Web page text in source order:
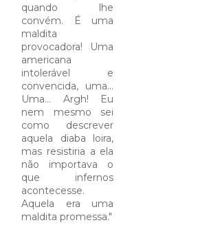
quando lhe
convém. É uma
maldita
provocadora! Uma
americana
intolerável e
convencida, uma...
Uma... Argh! Eu
nem mesmo sei
como descrever
aquela diaba loira,
mas resistiria a ela
não importava o
que infernos
acontecesse.
Aquela era uma
maldita promessa."